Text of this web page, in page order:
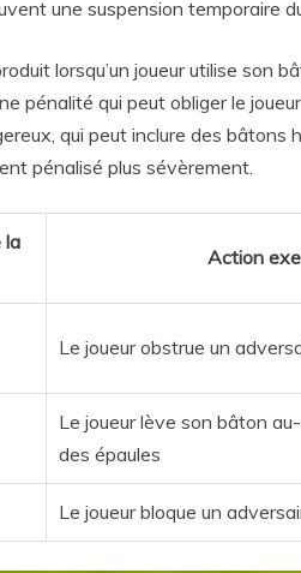
une suspension temporaire
lorsqu’un joueur utilise son
pénalité qui peut obliger le
qui peut inclure des bâtons
pénalisé plus sévèrement.
la
Action
Le joueur obstrue un
Le joueur lève son bâton
des épaules
Le joueur bloque un